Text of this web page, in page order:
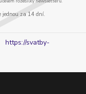
jednou za 14 dní.
https://svatby-